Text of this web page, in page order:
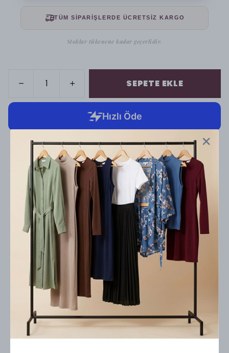
TÜM SİPARİŞLERDE ÜCRETSİZ KARGO
Stoklar tükenene kadar geçerlidir.
SEPETE EKLE
Cayma hakkı kapsamında yapılacak iadelerde kargo
ücreti alıcıya aittir.
ÜRÜN AÇIKLAMASI
Kadın Uzun Kollu Tam Boğazlı Likralı Penye Badi
%100 Yerli Üretim
%95 Viskoz %5 Elastan
Ürününüz 1 adet gönderilecektir.
Tam boğazlıdır.
Mankenin üzerindeki beden S/M'dir.
Beden Ölçüleri:
En-Boy;S: 50cm-104cm /M: 54-104cm / L:
58cm-104cm / XL: 62cm-104cm / XXL: 66cm-
104cm
Manken Ölçüleri:Boy: 172 cm / KİLO: 55 kg /
Göğüs: 90 cm / Bel 64 cm / Kalça: 92 cm’dir.
Yıkama talimatları;
30 dereceye kadar yıkanabilir.
Hafif ısıda ütülenmelidir.
Çamaşır suyu kullanılmaz.Kuru temizleme